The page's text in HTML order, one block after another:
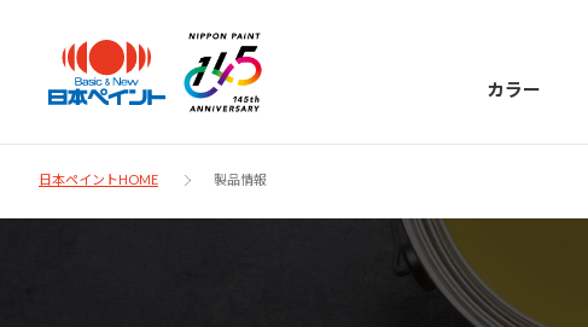
カラー
日本ペイントHOME 製品情報